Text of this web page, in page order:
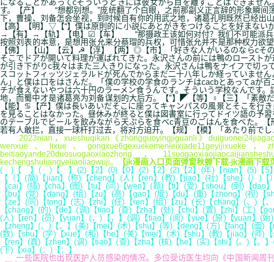
になることがあってcそういうときには彼女から目を離すことはできませ
す。【产】 “想都别想。”庞统翻了个白眼，之前那副义正言辞的形象瞬间
下，曹操、刘备怎会坐视，到时候自有你的用武之地，诸葛孔明既然已经
【高】【明】▽【“】僕は原則的に小説にあとがきをつけることを好ま
→【有】→【轨】【电】☑【车】 “那摄政王该如何对付？我们不可能派兵
按照刘表的本意，是想用张允来分蔡瑁的兵权，可惜张允并不是那种权力欲
【佛】│【山】【云】☭【浮】【两】◎【市】「好きな人がいるのならcそ
そこでドアが開いて料理が運ばれてきた。永沢さんの前には鴨のロースト
が引き下がりc我々はまた三人きりになった。永沢さんは鴨をナイフで切
スコットフィッツジェラルドが死んでからまだ二十八年しか経っていま
ん」と僕は口をはさんだ。「僕の学校の学食のランチはcacbとあってaが
チが食えないやつは六十円のラーメン食うんです。そういう学校なんで
地，而蜀中才是诸葛亮为刘备谋划的大后方。【”】◤【等】♀【三】「素
【能】♋【产】僕は長いあいだそこに座ってキャンパスの風景とそこを
を見ることはなかった。昼休みが終ると僕は図書室に行ってドイツ語の予
のテーブルでビールを飲みながら天ぷらを食べc青豆のごはんを食べた
若有人敢拦，直接一球杆打过去，将对方迫开。【规】【模】「あたり前で
2023nian，xueshuqikan《zhongguoyingjiguanli》
wenxue、lixue、gongxue6gexuekemenleixiade11geyijixueke，
beitiaoyande20duosuogaoxiaozhong，
kechengshuliangyeliaoliaowuji。
【jk漫画入口页面弹窗秋蝉下载-jk漫画下载
( )【 】( )【 】(2)【2】(0)【0】(2)【2】(2)【2】(年)【nian】(5)【5】
【（】(简)【jian】(称)【cheng】(人)【ren】(教)【jiao】(社)【she】(）)
【cai】(插)【cha】(图)【tu】(问)【wen】(题)【ti】(受)【shou】(到)【
【bu】(党)【dang】(组)【zu】(高)【gao】(度)【du】(重)【zhong】(视)
【ze】(同)【tong】(志)【zhi】(任)【ren】(组)【zu】(长)【chang】(、)
【chang】(的)【de】(调)【tiao】(查)【zha】(处)【chu】(置)【zhi】(工)【
(人)【ren】(员)【yuan】(，)【，】(调)【tiao】(阅)【yue】(原)【yuan】(
【zheng】(、)【、】(美)【mei】(术)【shu】(等)【deng】(方)【fang】(面)
(数)【shu】(学)【xue】(和)【he】(美)【mei】(术)【shu】(教)【jiao】(师)
【ren】(真)【zhen】(调)【tiao】(查)【zha】(核)【he】(实)【shi】(。)【
(下)【xia】(：)【：】
一些医院也出现医护人员感染的情况。多位受访医生均向《中国新闻周